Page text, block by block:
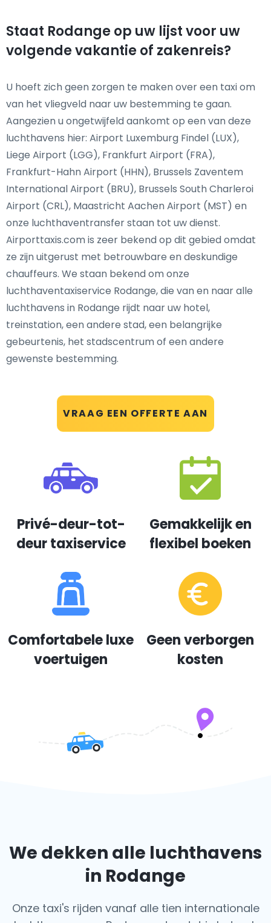
VRAAG EEN OFFERTE AAN
Staat Rodange op uw lijst voor uw
volgende vakantie of zakenreis?
U hoeft zich geen zorgen te maken over een taxi om
van het vliegveld naar uw bestemming te gaan.
Aangezien u ongetwijfeld aankomt op een van deze
luchthavens hier: Airport Luxemburg Findel (LUX),
Liege Airport (LGG), Frankfurt Airport (FRA),
Frankfurt-Hahn Airport (HHN), Brussels Zaventem
International Airport (BRU), Brussels South Charleroi
Airport (CRL), Maastricht Aachen Airport (MST) en
onze luchthaventransfer staan tot uw dienst.
Airporttaxis.com is zeer bekend op dit gebied omdat
ze zijn uitgerust met betrouwbare en deskundige
chauffeurs. We staan bekend om onze
luchthaventaxiservice Rodange, die van en naar alle
luchthavens in Rodange rijdt naar uw hotel,
treinstation, een andere stad, een belangrijke
gebeurtenis, het stadscentrum of een andere
gewenste bestemming.
Privé-deur-tot-
deur taxiservice
Gemakkelijk en
flexibel boeken
Comfortabele luxe
voertuigen
Geen verborgen
kosten
We dekken alle luchthavens
in Rodange
Onze taxi's rijden vanaf alle tien internationale